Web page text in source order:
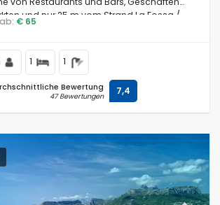
und nur 25 m vom Strand La Fossa /
€ 65
1 1
Bewertung
47 Bewertungen 7,4